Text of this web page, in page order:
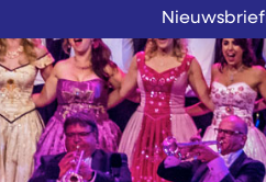
Nieuwsbrief